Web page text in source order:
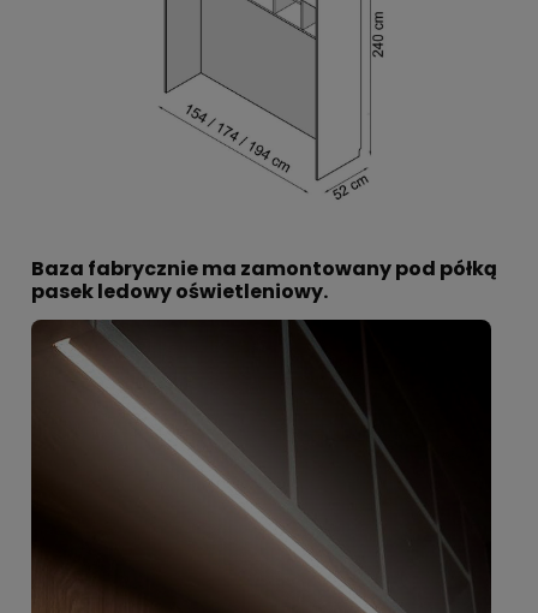
Baza fabrycznie ma zamontowany pod półką
pasek ledowy oświetleniowy.